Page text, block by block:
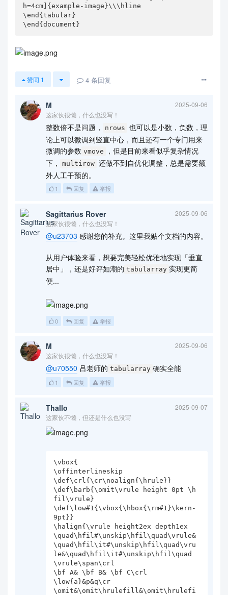
h=4cm]{example-image}\\\hline
\end{tabular}
\end{document}
赞同 1 4 条回复
M
2025-09-06
这家伙很懒，什么也没写！
整数倍不是问题， nrows 也可以是小数，负数，理
论上可以微调到竖直中心，而且还有一个专门用来
微调的参数 vmove
，但是目前来看似乎复杂情况
下，
multirow 还做不到自优化调整，总是需要额
外人工干预的。
1 回复 举报
Sagittarius Rover
2025-09-06
这家伙很懒，什么也没写！
@u23703 感谢您的补充。这里我贴个文档的内容。
从用户体验来看，想要完美轻松优雅地实现「垂直
居中」，还是好评如潮的 tabularray 实现更简
便...
0 回复 举报
M
2025-09-06
这家伙很懒，什么也没写！
@u70550 吕老师的 tabularray 确实全能
1 回复 举报
Thallo
2025-09-07
这家伙不懒，但还是什么也没写
\vbox{
\offinterlineskip
\def\crl{\cr\noalign{\hrule}}
\def\barb{\omit\vrule height 0pt \h
fil\vrule}
\def\low#1{\vbox{\hbox{\rm#1}\kern-
9pt}}
\halign{\vrule height2ex depth1ex
\quad\hfil#\unskip\hfil\quad\vrule&
\quad\hfil\it#\unskip\hfil\quad\vru
le&\quad\hfil\it#\unskip\hfil\quad
\vrule\span\crl
\bf A& \bf B& \bf C\crl
\low{a}&p&q\cr
\omit&\omit\hrulefill&\omit\hrulefi